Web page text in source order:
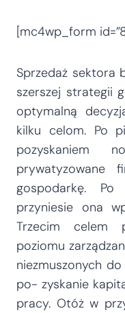
[mc4wp_form
Sprzedaż sektora
szerszej strategii
optymalną
kilku celom. Po
pozyskaniem
prywatyzowane
gospodarkę.
przyniesie ona
Trzecim celem
poziomu
niezmuszonych
po- zyskanie
pracy. Otóż w